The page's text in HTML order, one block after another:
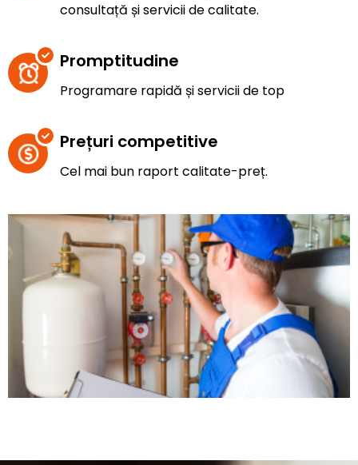
consultață și servicii de calitate.
Promptitudine
Programare rapidă și servicii de top
Prețuri competitive
Cel mai bun raport calitate-preț.